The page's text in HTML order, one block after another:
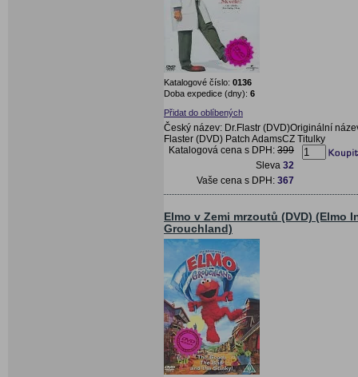
Katalogové číslo: 0136
Doba expedice (dny): 6
Přidat do oblíbených
Český název: Dr.Flastr (DVD)Originální
Flaster (DVD) Patch AdamsCZ Titulky
Katalogová cena s DPH: 399
Sleva 32
Vaše cena s DPH: 367
Elmo v Zemi mrzoutů (DVD) (Elmo
Grouchland)